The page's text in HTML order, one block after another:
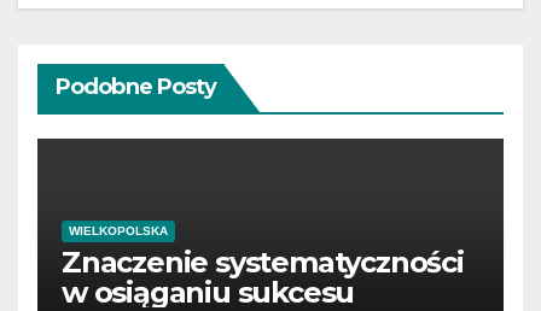
Podobne Posty
WIELKOPOLSKA
Znaczenie systematyczności
w osiąganiu sukcesu